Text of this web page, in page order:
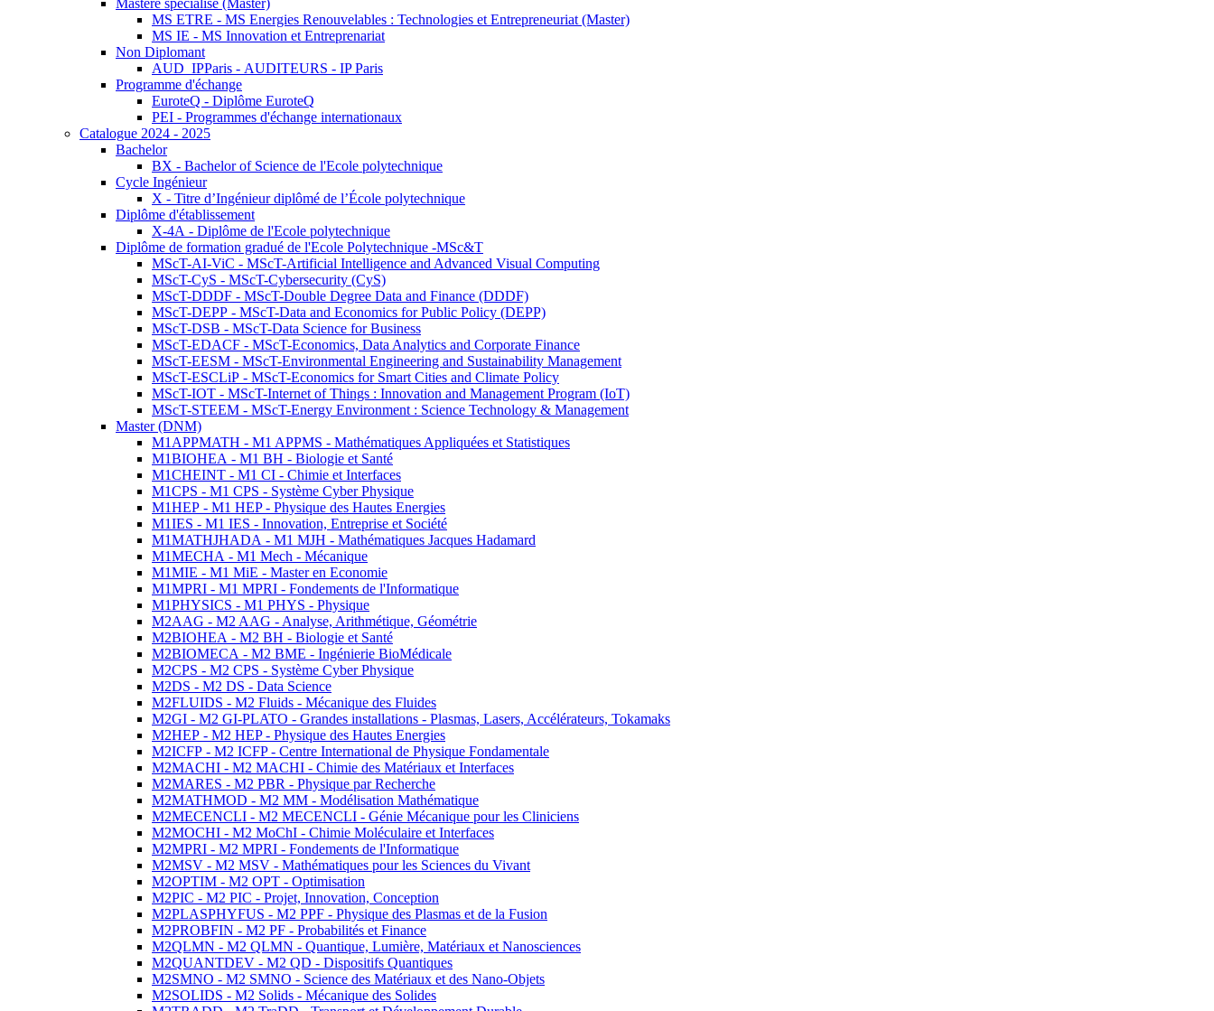
Mastère spécialisé (Master)
MS ETRE - MS Energies Renouvelables : Technologies et Entrepreneuriat (Master)
MS IE - MS Innovation et Entreprenariat
Non Diplomant
AUD_IPParis - AUDITEURS - IP Paris
Programme d'échange
EuroteQ - Diplôme EuroteQ
PEI - Programmes d'échange internationaux
Catalogue 2024 - 2025
Bachelor
BX - Bachelor of Science de l'Ecole polytechnique
Cycle Ingénieur
X - Titre d’Ingénieur diplômé de l’École polytechnique
Diplôme d'établissement
X-4A - Diplôme de l'Ecole polytechnique
Diplôme de formation gradué de l'Ecole Polytechnique -MSc&T
MScT-AI-ViC - MScT-Artificial Intelligence and Advanced Visual Computing
MScT-CyS - MScT-Cybersecurity (CyS)
MScT-DDDF - MScT-Double Degree Data and Finance (DDDF)
MScT-DEPP - MScT-Data and Economics for Public Policy (DEPP)
MScT-DSB - MScT-Data Science for Business
MScT-EDACF - MScT-Economics, Data Analytics and Corporate Finance
MScT-EESM - MScT-Environmental Engineering and Sustainability Management
MScT-ESCLiP - MScT-Economics for Smart Cities and Climate Policy
MScT-IOT - MScT-Internet of Things : Innovation and Management Program (IoT)
MScT-STEEM - MScT-Energy Environment : Science Technology & Management
Master (DNM)
M1APPMATH - M1 APPMS - Mathématiques Appliquées et Statistiques
M1BIOHEA - M1 BH - Biologie et Santé
M1CHEINT - M1 CI - Chimie et Interfaces
M1CPS - M1 CPS - Système Cyber Physique
M1HEP - M1 HEP - Physique des Hautes Energies
M1IES - M1 IES - Innovation, Entreprise et Société
M1MATHJHADA - M1 MJH - Mathématiques Jacques Hadamard
M1MECHA - M1 Mech - Mécanique
M1MIE - M1 MiE - Master en Economie
M1MPRI - M1 MPRI - Fondements de l'Informatique
M1PHYSICS - M1 PHYS - Physique
M2AAG - M2 AAG - Analyse, Arithmétique, Géométrie
M2BIOHEA - M2 BH - Biologie et Santé
M2BIOMECA - M2 BME - Ingénierie BioMédicale
M2CPS - M2 CPS - Système Cyber Physique
M2DS - M2 DS - Data Science
M2FLUIDS - M2 Fluids - Mécanique des Fluides
M2GI - M2 GI-PLATO - Grandes installations - Plasmas, Lasers, Accélérateurs, Tokamaks
M2HEP - M2 HEP - Physique des Hautes Energies
M2ICFP - M2 ICFP - Centre International de Physique Fondamentale
M2MACHI - M2 MACHI - Chimie des Matériaux et Interfaces
M2MARES - M2 PBR - Physique par Recherche
M2MATHMOD - M2 MM - Modélisation Mathématique
M2MECENCLI - M2 MECENCLI - Génie Mécanique pour les Cliniciens
M2MOCHI - M2 MoChI - Chimie Moléculaire et Interfaces
M2MPRI - M2 MPRI - Fondements de l'Informatique
M2MSV - M2 MSV - Mathématiques pour les Sciences du Vivant
M2OPTIM - M2 OPT - Optimisation
M2PIC - M2 PIC - Projet, Innovation, Conception
M2PLASPHYFUS - M2 PPF - Physique des Plasmas et de la Fusion
M2PROBFIN - M2 PF - Probabilités et Finance
M2QLMN - M2 QLMN - Quantique, Lumière, Matériaux et Nanosciences
M2QUANTDEV - M2 QD - Dispositifs Quantiques
M2SMNO - M2 SMNO - Science des Matériaux et des Nano-Objets
M2SOLIDS - M2 Solids - Mécanique des Solides